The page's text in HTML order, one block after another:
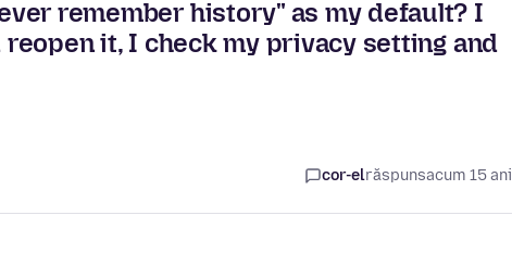
remember history" as my default? I
it, I check my privacy setting and
cor-elrăspunsacum 15 ani